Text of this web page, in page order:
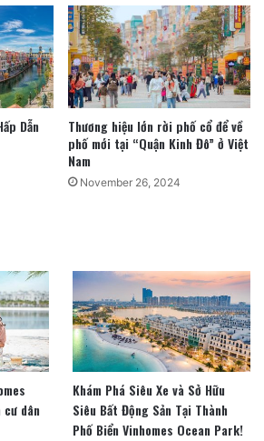
Dẫn
Thương hiệu lớn rời phố cổ để về
phố mới tại “Quận Kinh Đô” ở Việt
Nam
November 26, 2024
dân
Khám Phá Siêu Xe và Sở Hữu
Siêu Bất Động Sản Tại Thành
Phố Biển Vinhomes Ocean Park!